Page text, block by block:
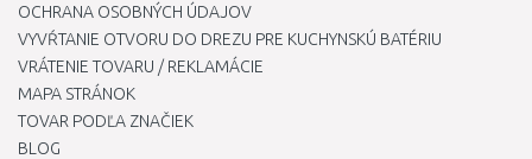
OCHRANA OSOBNÝCH ÚDAJOV
VYVŔTANIE OTVORU DO DREZU PRE KUCHYNSKÚ BATÉRIU
VRÁTENIE TOVARU / REKLAMÁCIE
MAPA STRÁNOK
TOVAR PODĽA ZNAČIEK
BLOG